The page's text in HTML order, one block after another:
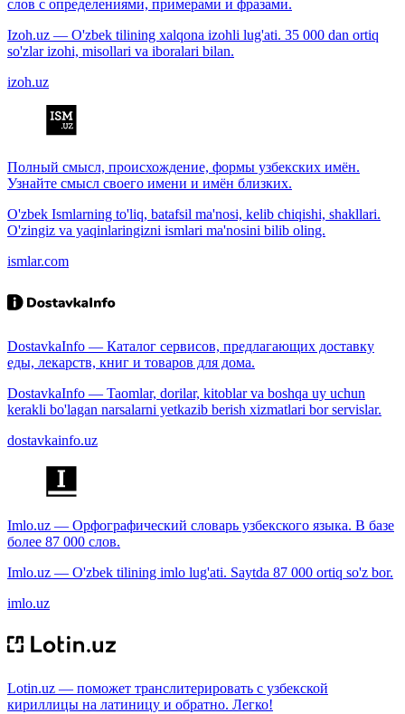
слов с определениями, примерами и фразами.
Izoh.uz — O'zbek tilining xalqona izohli lug'ati. 35 000 dan ortiq
so'zlar izohi, misollari va iboralari bilan.
izoh.uz
Полный смысл, происхождение, формы узбекских имён.
Узнайте смысл своего имени и имён близких.
O'zbek Ismlarning to'liq, batafsil ma'nosi, kelib chiqishi, shakllari.
O'zingiz va yaqinlaringizni ismlari ma'nosini bilib oling.
ismlar.com
DostavkaInfo — Каталог сервисов, предлагающих доставку
еды, лекарств, книг и товаров для дома.
DostavkaInfo — Taomlar, dorilar, kitoblar va boshqa uy uchun
kerakli bo'lagan narsalarni yetkazib berish xizmatlari bor servislar.
dostavkainfo.uz
Imlo.uz — Орфографический словарь узбекского языка. В базе
более 87 000 слов.
Imlo.uz — O'zbek tilining imlo lug'ati. Saytda 87 000 ortiq so'z bor.
imlo.uz
Lotin.uz — поможет транслитерировать с узбекской
кириллицы на латиницу и обратно. Легко!